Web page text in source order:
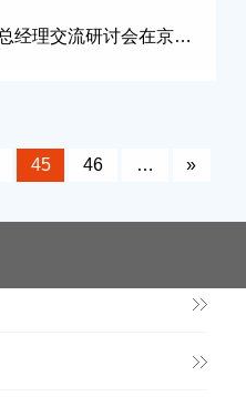
平治东方2013年代理体系总经理交流研讨会在京召开
45 46 … »